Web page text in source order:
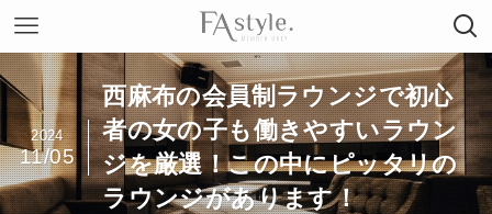
西麻布の会員制ラウンジで初心
者の女の子も働きやすいラウン
ジを厳選！この中にピッタリの
ラウンジがあります！
2024
11/05